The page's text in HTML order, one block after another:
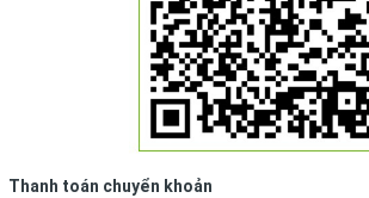
Thanh toán chuyển khoản